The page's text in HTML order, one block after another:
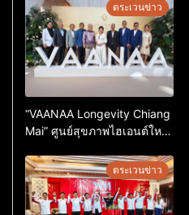
ตระเวนข่าว
“VAANAA Longevity Chiang
Mai” ศูนย์สุขภาพไฮเอนต์ใหญ่
ตระเวนข่าว